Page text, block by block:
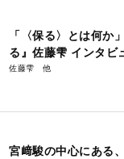
「〈保る〉とは何か
る』佐藤雫 インタビ
佐藤雫
宮﨑駿の中心にある